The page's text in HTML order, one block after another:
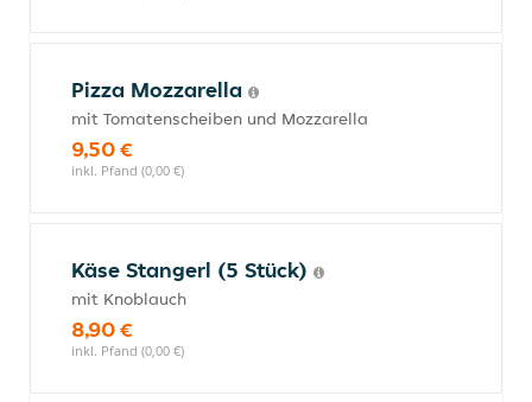
Pizza Mozzarella
mit Tomatenscheiben und Mozzarella
9,50 €
inkl. Pfand (0,00 €)
Käse Stangerl (5 Stück)
mit Knoblauch
8,90 €
inkl. Pfand (0,00 €)